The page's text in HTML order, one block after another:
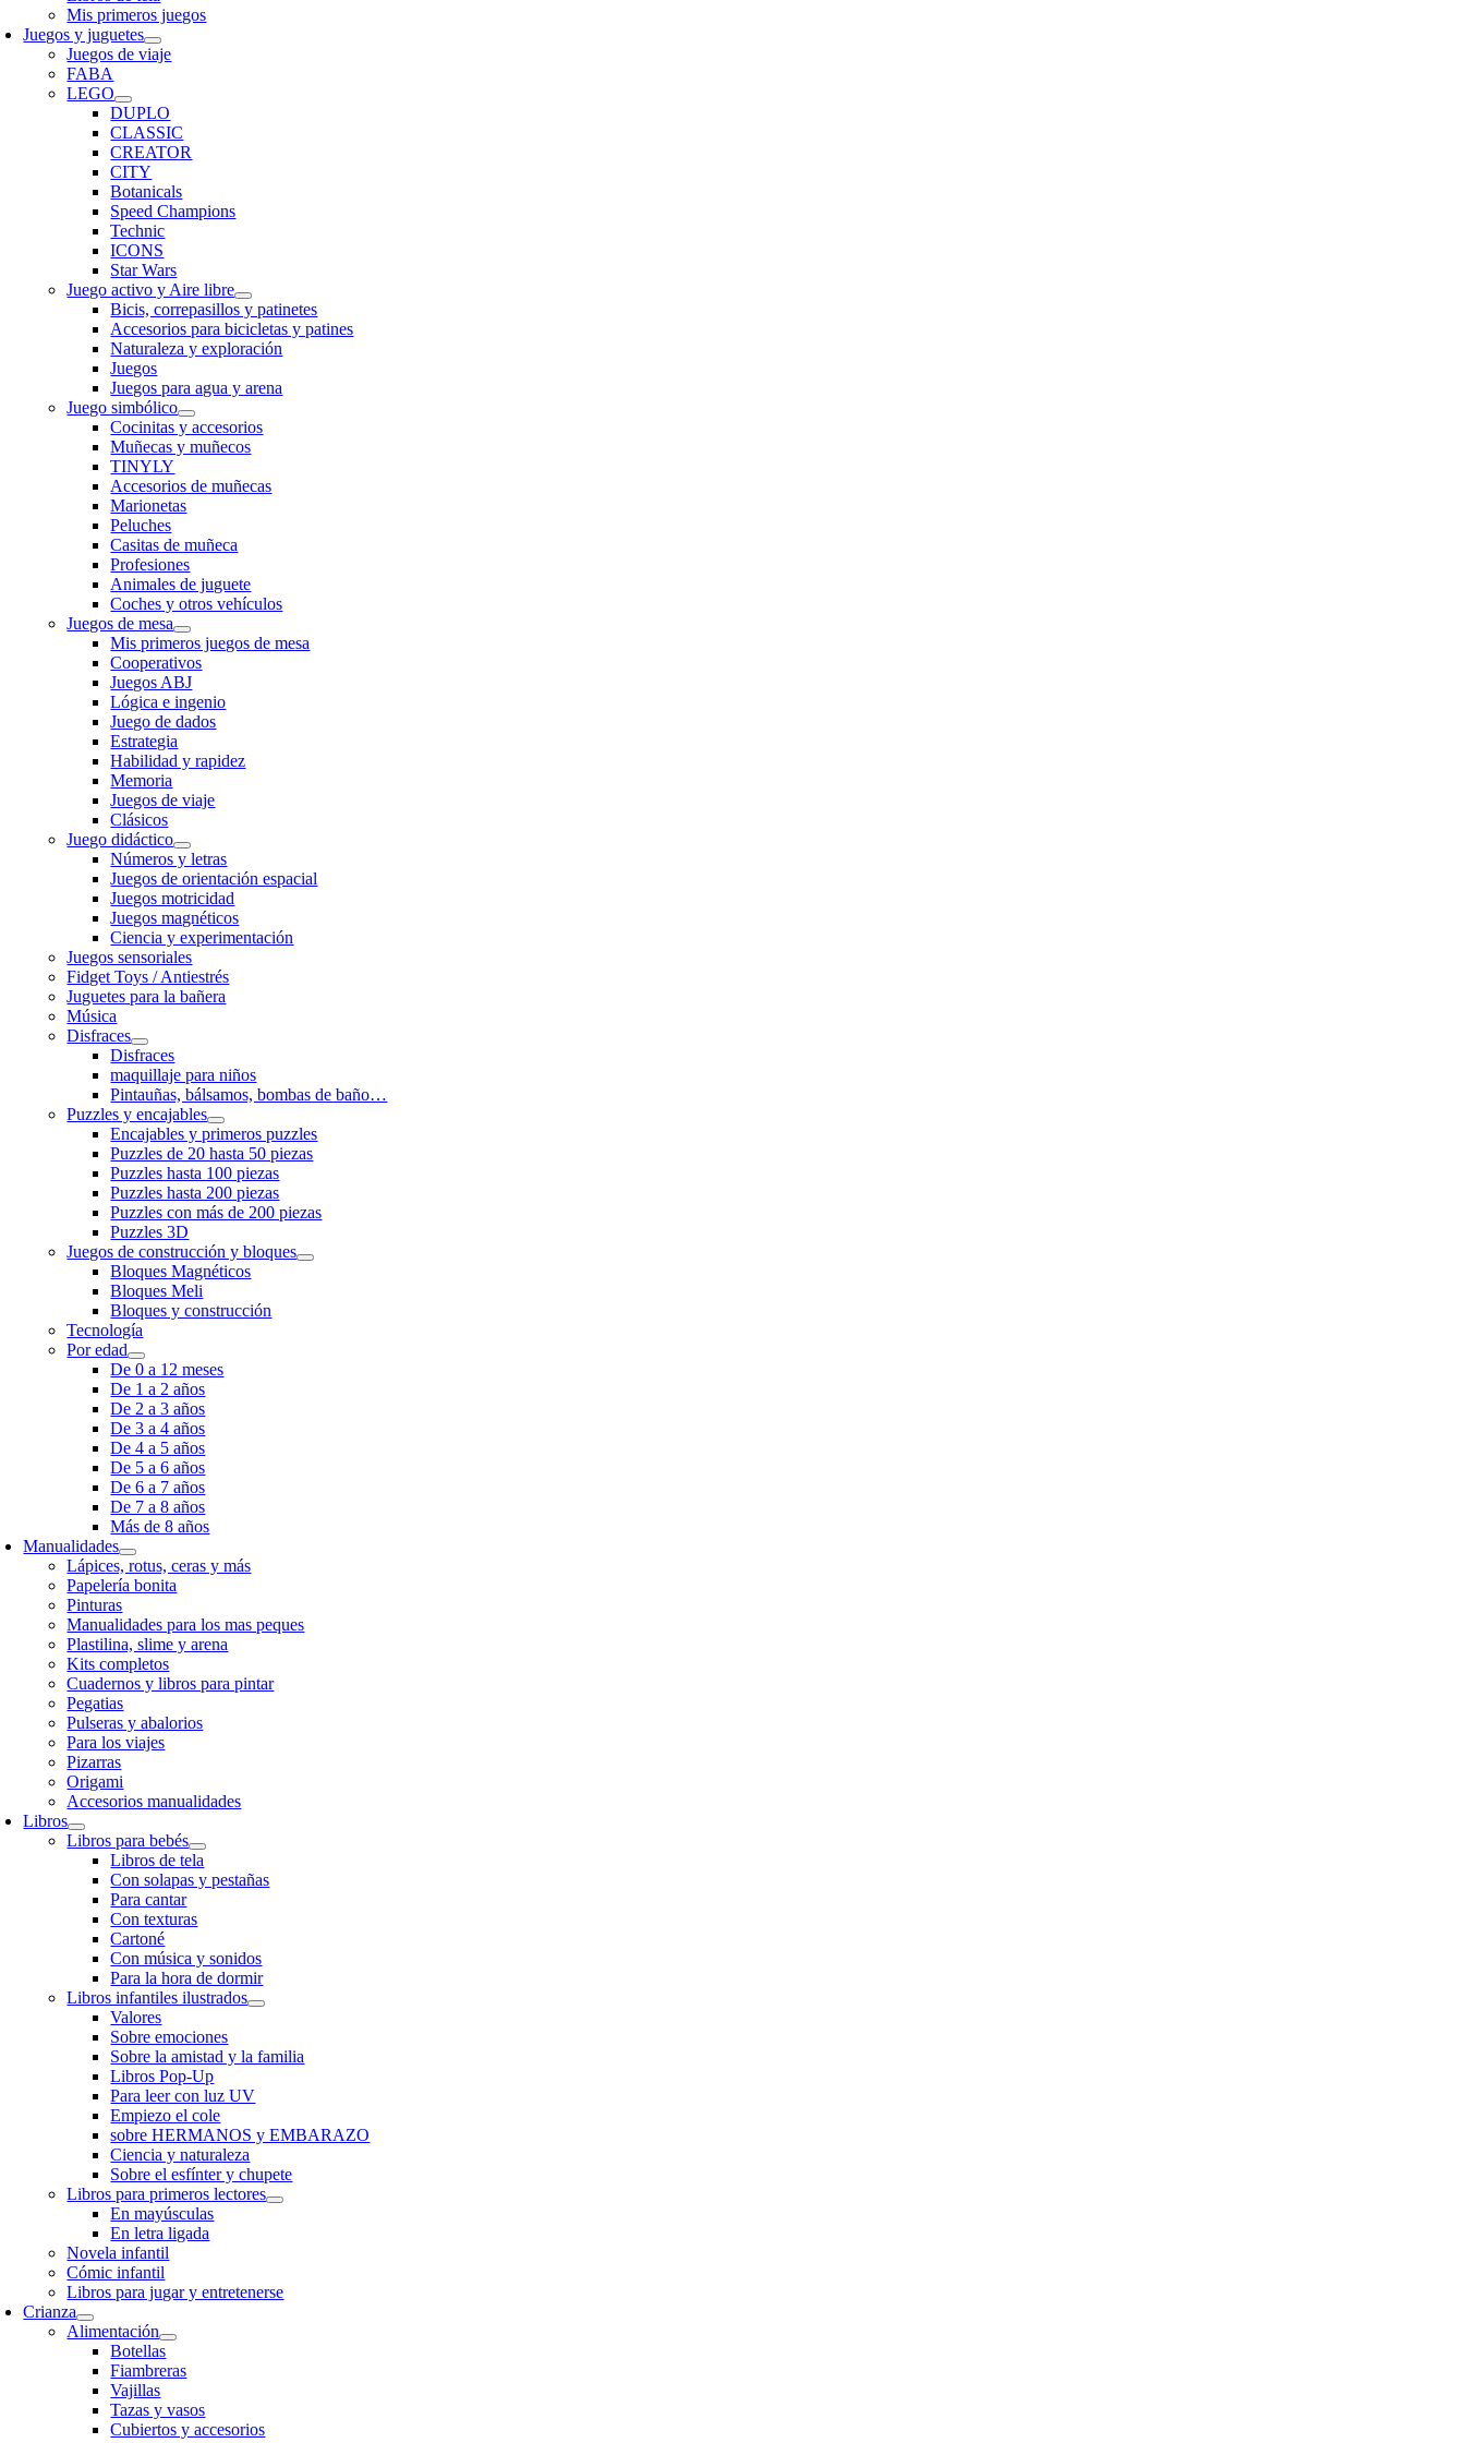
Mis primeros juegos
Juegos y juguetes
Juegos de viaje
FABA
LEGO
DUPLO
CLASSIC
CREATOR
CITY
Botanicals
Speed Champions
Technic
ICONS
Star Wars
Juego activo y Aire libre
Bicis, correpasillos y patinetes
Accesorios para bicicletas y patines
Naturaleza y exploración
Juegos
Juegos para agua y arena
Juego simbólico
Cocinitas y accesorios
Muñecas y muñecos
TINYLY
Accesorios de muñecas
Marionetas
Peluches
Casitas de muñeca
Profesiones
Animales de juguete
Coches y otros vehículos
Juegos de mesa
Mis primeros juegos de mesa
Cooperativos
Juegos ABJ
Lógica e ingenio
Juego de dados
Estrategia
Habilidad y rapidez
Memoria
Juegos de viaje
Clásicos
Juego didáctico
Números y letras
Juegos de orientación espacial
Juegos motricidad
Juegos magnéticos
Ciencia y experimentación
Juegos sensoriales
Fidget Toys / Antiestrés
Juguetes para la bañera
Música
Disfraces
Disfraces
maquillaje para niños
Pintauñas, bálsamos, bombas de baño…
Puzzles y encajables
Encajables y primeros puzzles
Puzzles de 20 hasta 50 piezas
Puzzles hasta 100 piezas
Puzzles hasta 200 piezas
Puzzles con más de 200 piezas
Puzzles 3D
Juegos de construcción y bloques
Bloques Magnéticos
Bloques Meli
Bloques y construcción
Tecnología
Por edad
De 0 a 12 meses
De 1 a 2 años
De 2 a 3 años
De 3 a 4 años
De 4 a 5 años
De 5 a 6 años
De 6 a 7 años
De 7 a 8 años
Más de 8 años
Manualidades
Lápices, rotus, ceras y más
Papelería bonita
Pinturas
Manualidades para los mas peques
Plastilina, slime y arena
Kits completos
Cuadernos y libros para pintar
Pegatias
Pulseras y abalorios
Para los viajes
Pizarras
Origami
Accesorios manualidades
Libros
Libros para bebés
Libros de tela
Con solapas y pestañas
Para cantar
Con texturas
Cartoné
Con música y sonidos
Para la hora de dormir
Libros infantiles ilustrados
Valores
Sobre emociones
Sobre la amistad y la familia
Libros Pop-Up
Para leer con luz UV
Empiezo el cole
sobre HERMANOS y EMBARAZO
Ciencia y naturaleza
Sobre el esfínter y chupete
Libros para primeros lectores
En mayúsculas
En letra ligada
Novela infantil
Cómic infantil
Libros para jugar y entretenerse
Crianza
Alimentación
Botellas
Fiambreras
Vajillas
Tazas y vasos
Cubiertos y accesorios